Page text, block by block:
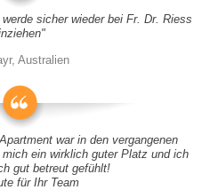
sicher wieder bei Fr. Dr. Riess
Australien
war in den vergangenen
ein wirklich guter Platz und ich
gut betreut gefühlt!
für Ihr Team